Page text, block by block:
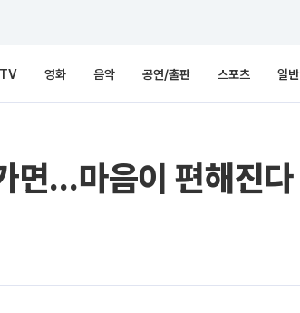
영화 음악 공연/출판 스포츠 일반
면…마음이 편해진다